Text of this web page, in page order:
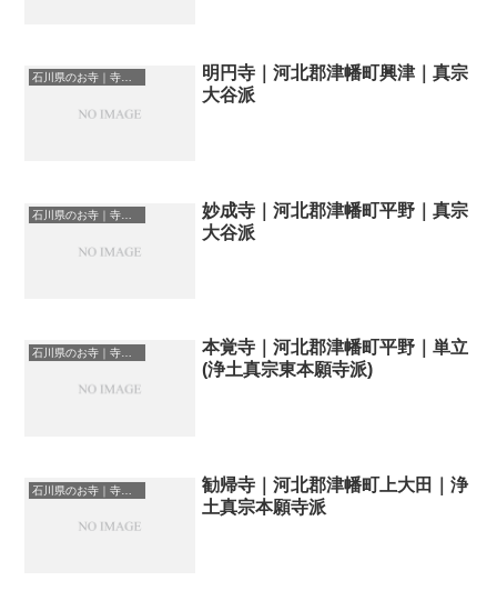
石川県のお寺｜寺院一覧
明円寺｜河北郡津幡町興津｜真宗
大谷派
石川県のお寺｜寺院一覧
妙成寺｜河北郡津幡町平野｜真宗
大谷派
石川県のお寺｜寺院一覧
本覚寺｜河北郡津幡町平野｜単立
(浄土真宗東本願寺派)
石川県のお寺｜寺院一覧
勧帰寺｜河北郡津幡町上大田｜浄
土真宗本願寺派